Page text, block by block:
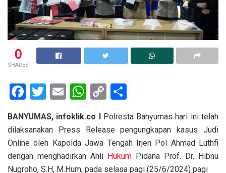
0
SHARES
F
ce
b
o
T
tt
er
E
ail
W
at
s
A
C
py
Li
n
ar
e
BANYUMAS, infoklik.co IPolresta Banyumas hari ini telah
dilaksanakan Press Release pengungkapan kasus Judi
Online oleh Kapolda Jawa Tengah Irjen Pol Ahmad Luthfi
dengan menghadirkan Ahli Hukum Pidana Prof. Dr. Hibnu
Nugroho, S.H, M.Hum, pada selasa pagi (25/6/2024) pagi